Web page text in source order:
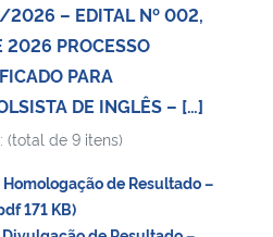
e Comunicações
– EDITAL Nº 002,
2026 PROCESSO
PARA
DE INGLÊS – […]
(total de 9 itens)
de Resultado –
171 KB)